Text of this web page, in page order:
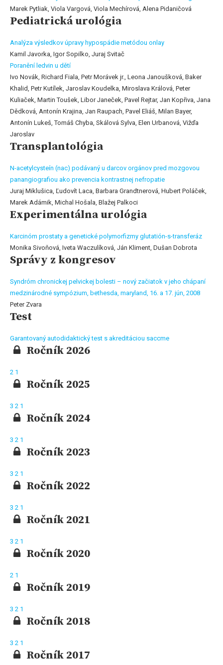
Marek Pytliak, Viola Vargová, Viola Mechírová, Alena Pidaničová
Pediatrická urológia
Analýza výsledkov úpravy hypospádie metódou onlay
Kamil Javorka, Igor Sopilko, Juraj Svitač
Poranění ledvin u dětí
Ivo Novák, Richard Fiala, Petr Morávek jr., Leona Janoušková, Baker
Khalid, Petr Kutílek, Jaroslav Koudelka, Miroslava Králová, Peter
Kuliaček, Martin Toušek, Libor Janeček, Pavel Rejtar, Jan Kopřiva, Jana
Dědková, Antonín Krajina, Jan Raupach, Pavel Eliáš, Milan Bayer,
Antonín Lukeš, Tomáš Chyba, Skálová Sylva, Elen Urbanová, Vižďa
Jaroslav
Transplantológia
N-acetylcysteín (nac) podávaný u darcov orgánov pred mozgovou
panangiografiou ako prevencia kontrastnej nefropatie
Juraj Miklušica, Ľudovít Laca, Barbara Grandtnerová, Hubert Poláček,
Marek Adámik, Michal Hošala, Blažej Palkoci
Experimentálna urológia
Karcinóm prostaty a genetické polymorfizmy glutatión-s-transferáz
Monika Sivoňová, Iveta Waczulíková, Ján Kliment, Dušan Dobrota
Správy z kongresov
Syndróm chronickej pelvickej bolesti – nový začiatok v jeho chápaní
medzinárodné sympózium, bethesda, maryland, 16. a 17. jún, 2008
Peter Zvara
Test
Garantovaný autodidaktický test s akreditáciou saccme
Ročník 2026
2 1
Ročník 2025
3 2 1
Ročník 2024
3 2 1
Ročník 2023
3 2 1
Ročník 2022
3 2 1
Ročník 2021
3 2 1
Ročník 2020
2 1
Ročník 2019
3 2 1
Ročník 2018
3 2 1
Ročník 2017